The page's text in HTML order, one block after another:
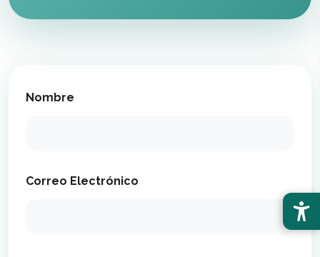
Nombre
Correo Electrónico